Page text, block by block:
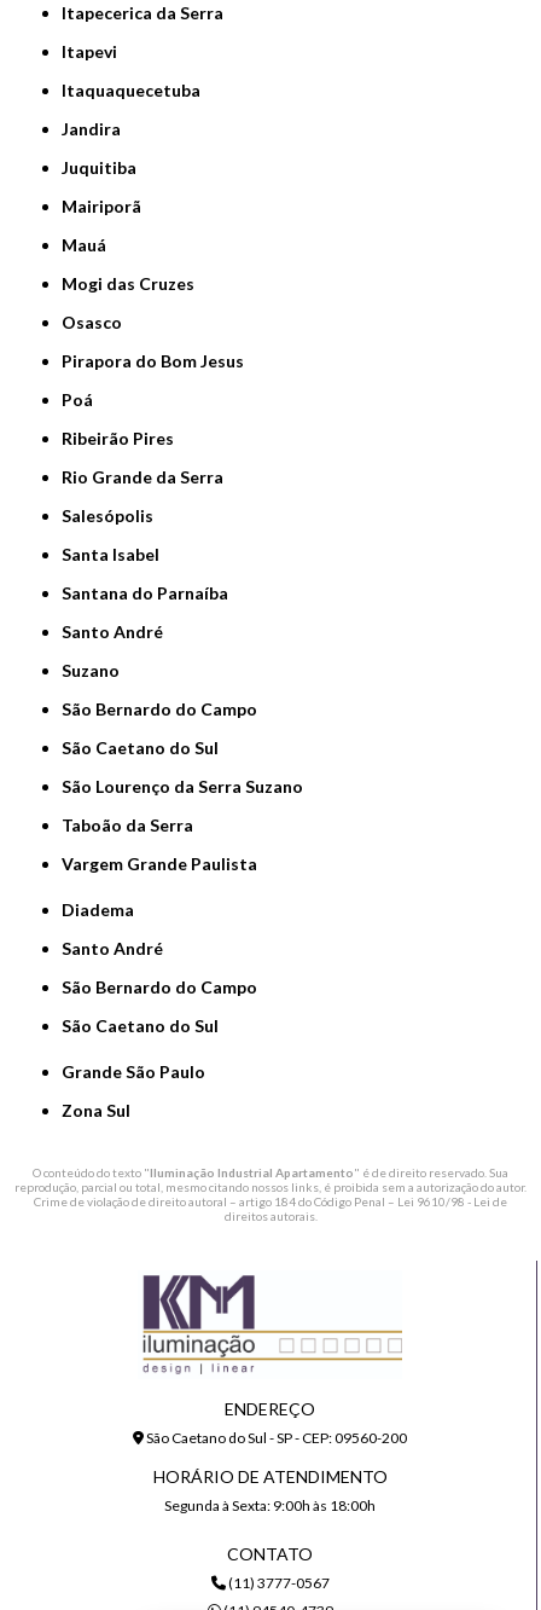
Itapecerica da Serra
Itapevi
Itaquaquecetuba
Jandira
Juquitiba
Mairiporã
Mauá
Mogi das Cruzes
Osasco
Pirapora do Bom Jesus
Poá
Ribeirão Pires
Rio Grande da Serra
Salesópolis
Santa Isabel
Santana do Parnaíba
Santo André
Suzano
São Bernardo do Campo
São Caetano do Sul
São Lourenço da Serra Suzano
Taboão da Serra
Vargem Grande Paulista
Diadema
Santo André
São Bernardo do Campo
São Caetano do Sul
Grande São Paulo
Zona Sul
O conteúdo do texto "Iluminação Industrial Apartamento" é de direito reservado. Sua
reprodução, parcial ou total, mesmo citando nossos links, é proibida sem a autorização do autor.
Crime de violação de direito autoral – artigo 184 do Código Penal – Lei 9610/98 - Lei de
direitos autorais.
ENDEREÇO
São Caetano do Sul - SP - CEP: 09560-200
HORÁRIO DE ATENDIMENTO
Segunda à Sexta: 9:00h às 18:00h
CONTATO
(11) 3777-0567